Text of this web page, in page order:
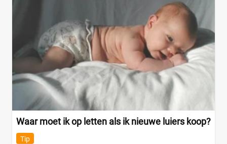
Waar moet ik op letten als ik nieuwe luiers koop?
Tip